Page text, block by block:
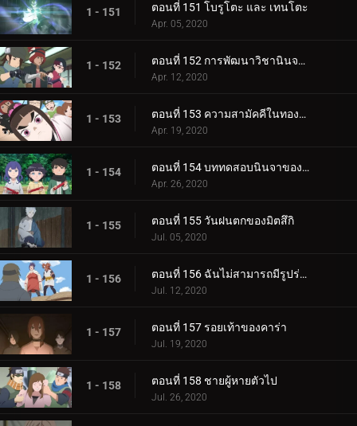
1 - 151 ตอนที่ 151 โบรูโตะ และ เทนโตะ
Apr. 05, 2020
1 - 152 ตอนที่ 152 การพัฒนาวิชานินจาทางการแพทย์
Apr. 12, 2020
1 - 153 ตอนที่ 153 ความสามัคคีในทองคำ
Apr. 19, 2020
1 - 154 ตอนที่ 154 บททดสอบนินจาของฮิมาวาริ!!
Apr. 26, 2020
1 - 155 ตอนที่ 155 วันฝนตกของมิตสึกิ
Jul. 05, 2020
1 - 156 ตอนที่ 156 ฉันไม่สามารถมีรูปร่างผอมเพรียวได้
Jul. 12, 2020
1 - 157 ตอนที่ 157 รอยเท้าของคาร่า
Jul. 19, 2020
1 - 158 ตอนที่ 158 ชายผู้หายตัวไป
Jul. 26, 2020